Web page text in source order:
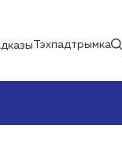
Тэхпадтрымка